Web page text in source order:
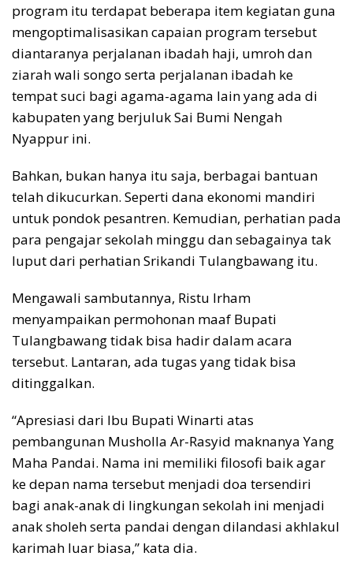
program itu terdapat beberapa item kegiatan guna
mengoptimalisasikan capaian program tersebut
diantaranya perjalanan ibadah haji, umroh dan
ziarah wali songo serta perjalanan ibadah ke
tempat suci bagi agama-agama lain yang ada di
kabupaten yang berjuluk Sai Bumi Nengah
Nyappur ini.
Bahkan, bukan hanya itu saja, berbagai bantuan
telah dikucurkan. Seperti dana ekonomi mandiri
untuk pondok pesantren. Kemudian, perhatian pada
para pengajar sekolah minggu dan sebagainya tak
luput dari perhatian Srikandi Tulangbawang itu.
Mengawali sambutannya, Ristu Irham
menyampaikan permohonan maaf Bupati
Tulangbawang tidak bisa hadir dalam acara
tersebut. Lantaran, ada tugas yang tidak bisa
ditinggalkan.
“Apresiasi dari Ibu Bupati Winarti atas
pembangunan Musholla Ar-Rasyid maknanya Yang
Maha Pandai. Nama ini memiliki filosofi baik agar
ke depan nama tersebut menjadi doa tersendiri
bagi anak-anak di lingkungan sekolah ini menjadi
anak sholeh serta pandai dengan dilandasi akhlakul
karimah luar biasa,” kata dia.